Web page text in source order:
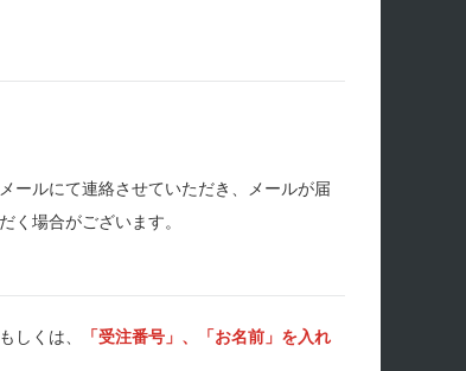
ールにて連絡させていただき、メールが届
く場合がございます。
もしくは、
「受注番号」、「お名前」を入れ